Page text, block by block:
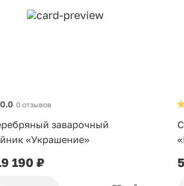
0 отзывов
0.0
заварочный
«Украшение»
190 ₽